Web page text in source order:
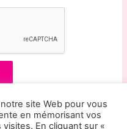
site Web pour vous
en mémorisant vos
En cliquant sur «